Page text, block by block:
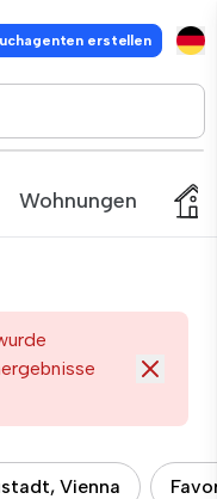
erstellen
Wohnungen
Vienna